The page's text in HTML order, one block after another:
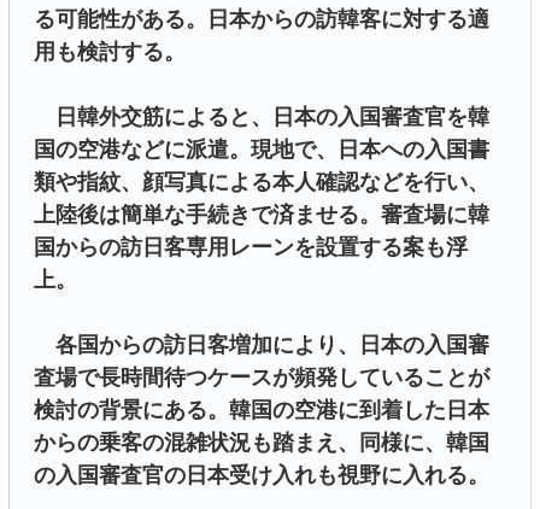
る可能性がある。日本からの訪韓客に対する適
用も検討する。
日韓外交筋によると、日本の入国審査官を韓
国の空港などに派遣。現地で、日本への入国書
類や指紋、顔写真による本人確認などを行い、
上陸後は簡単な手続きで済ませる。審査場に韓
国からの訪日客専用レーンを設置する案も浮
上。
各国からの訪日客増加により、日本の入国審
査場で長時間待つケースが頻発していることが
検討の背景にある。韓国の空港に到着した日本
からの乗客の混雑状況も踏まえ、同様に、韓国
の入国審査官の日本受け入れも視野に入れる。